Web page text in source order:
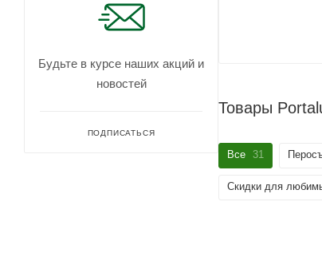
Товары
Все 31
Скидки для
Будьте в курсе наших акций и
новостей
ПОДПИСАТЬСЯ